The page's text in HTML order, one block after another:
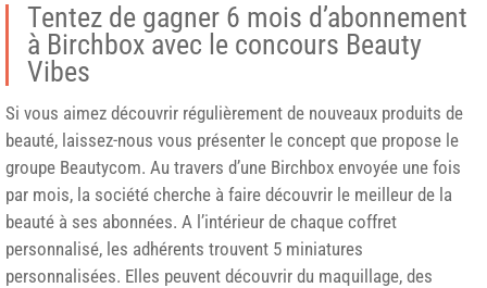
Tentez de gagner 6 mois d’abonnement
à Birchbox avec le concours Beauty
Vibes
Si vous aimez découvrir régulièrement de nouveaux produits de
beauté, laissez-nous vous présenter le concept que propose le
groupe Beautycom. Au travers d’une Birchbox envoyée une fois
par mois, la société cherche à faire découvrir le meilleur de la
beauté à ses abonnées. A l’intérieur de chaque coffret
personnalisé, les adhérents trouvent 5 miniatures
personnalisées. Elles peuvent découvrir du maquillage, des